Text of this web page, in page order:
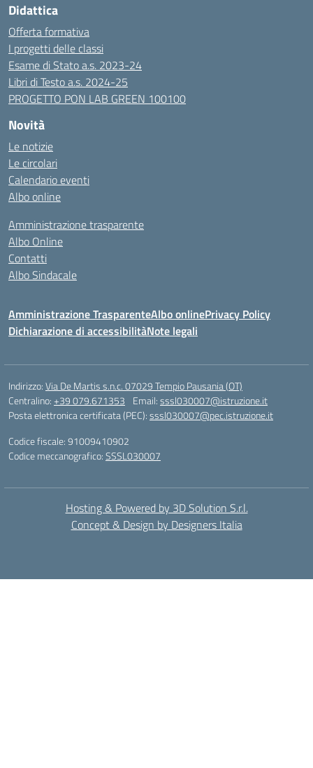
Didattica
Offerta formativa
I progetti delle classi
Esame di Stato a.s. 2023-24
Libri di Testo a.s. 2024-25
PROGETTO PON LAB GREEN 100100
Novità
Le notizie
Le circolari
Calendario eventi
Albo online
Amministrazione trasparente
Albo Online
Contatti
Albo Sindacale
Amministrazione TrasparenteAlbo onlinePrivacy Policy
Dichiarazione di accessibilitàNote legali
Indirizzo:Via De Martis s.n.c. 07029 Tempio Pausania (OT)
Centralino:+39 079.671353 Email:sssl030007@istruzione.it
Posta elettronica certificata (PEC):sssl030007@pec.istruzione.it
Codice fiscale: 91009410902
Codice meccanografico:SSSL030007
Hosting & Powered by 3D Solution S.r.l.
Concept & Design by Designers Italia